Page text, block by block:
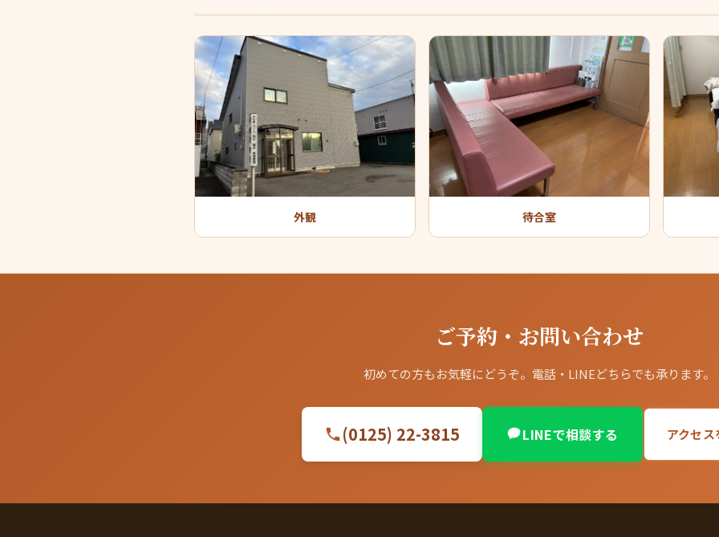
外観 待合室
ご予約・お問い合わせ
初めての方もお気軽にどうぞ。電話・LINEどちらでも承ります。
(0125) 22-3815 LINEで相談する アクセ